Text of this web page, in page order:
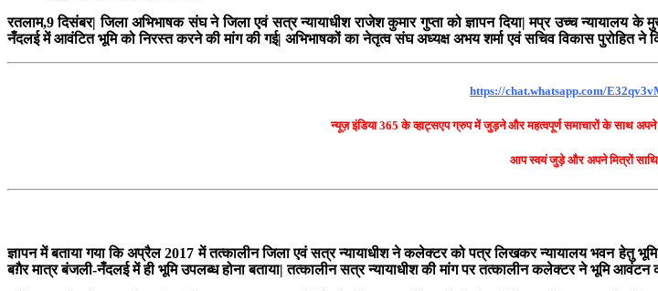
रतलाम,9 दिसंबर| जिला अभिभाषक संघ ने जिला एवं सत्र न्यायाधीश राजेश कुमार गुप्ता को ज्ञापन दिया| मप्र उच्च न्यायालय
नँदलई में आवंटित भूमि को निरस्त करने की मांग की गई| अभिभाषकों का नेतृत्व संघ अध्यक्ष अभय शर्मा एवं सचिव विकास पुरोहित ने
https://chat.whatsapp.com/
न्यूज़ इंडिया 365 के व्हाट्सएप ग्रुप में जुड़ने और महत्वपूर्ण समाचारों के साथ
आप स्वयं जुड़े और अपने मित्रों
ज्ञापन में बताया गया कि अप्रैल 2017 में तत्कालीन जिला एवं सत्र न्यायाधीश ने कलेक्टर को पत्र लिखकर न्यायालय भवन
बग़ैर मात्र बंजली-नँदलई में ही भूमि उपलब्ध होना बताया| तत्कालीन सत्र न्यायाधीश की मांग पर तत्कालीन कलेक्टर ने भूमि आवंटन